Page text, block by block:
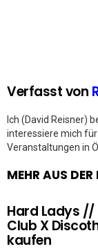
Verfasst von
Ich (David Reisner)
interessiere mich
Veranstaltungen in
MEHR AUS
Hard Ladys //
Club X
kaufen